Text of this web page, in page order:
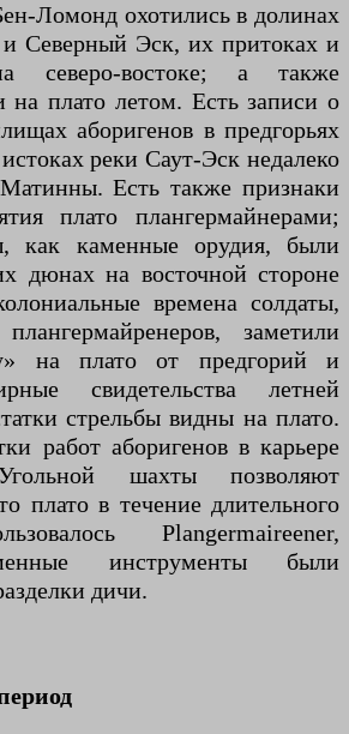
Ломонд охотились в долинах
Северный Эск, их притоках и
северо-востоке; а также
на плато летом. Есть записи о
аборигенов в предгорьях
реки Саут-Эск недалеко
Есть также признаки
плато плангермайнерами;
как каменные орудия, были
дюнах на восточной стороне
времена солдаты,
заметили
на плато от предгорий и
свидетельства летней
стрельбы видны на плато.
работ аборигенов в карьере
шахты позволяют
плато в течение длительного
Plangermaireener,
инструменты были
дичи.